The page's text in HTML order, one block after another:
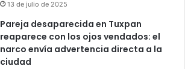
13 de julio de 2025
Pareja desaparecida en Tuxpan
reaparece con los ojos vendados: el
narco envía advertencia directa a la
ciudad